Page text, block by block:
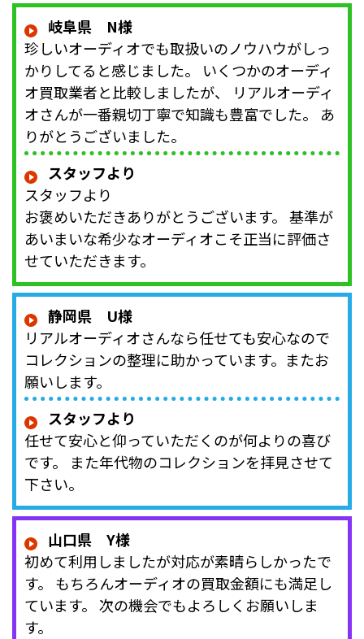
岐阜県 N様
珍しいオーディオでも取扱いのノウハウがしっ
かりしてると感じました。 いくつかのオーディ
オ買取業者と比較しましたが、 リアルオーディ
オさんが一番親切丁寧で知識も豊富でした。 あ
りがとうございました。
スタッフより
スタッフより
お褒めいただきありがとうございます。 基準が
あいまいな希少なオーディオこそ正当に評価さ
せていただきます。
静岡県 U様
リアルオーディオさんなら任せても安心なので
コレクションの整理に助かっています。またお
願いします。
スタッフより
任せて安心と仰っていただくのが何よりの喜び
です。 また年代物のコレクションを拝見させて
下さい。
山口県 Y様
初めて利用しましたが対応が素晴らしかったで
す。 もちろんオーディオの買取金額にも満足し
ています。 次の機会でもよろしくお願いしま
す。